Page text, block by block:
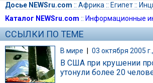
Досье NEWSru.com :: Африка :: Египет::
Каталог NEWSru.com :: Информационные
ССЫЛКИ ПО ТЕМЕ
В мире | 03 октября 2005 г.,
В США при крушении
утонули более 20